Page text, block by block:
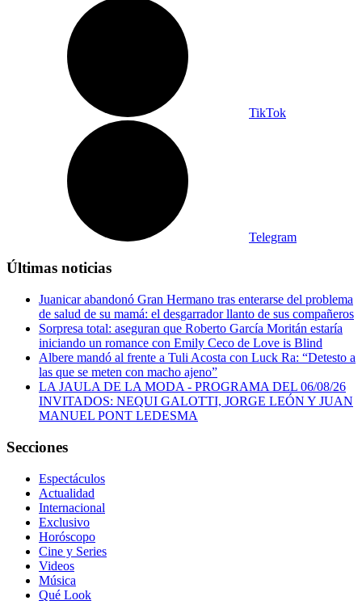
TikTok
Telegram
Últimas noticias
Juanicar abandonó Gran Hermano tras enterarse del problema
de salud de su mamá: el desgarrador llanto de sus compañeros
Sorpresa total: aseguran que Roberto García Moritán estaría
iniciando un romance con Emily Ceco de Love is Blind
Albere mandó al frente a Tuli Acosta con Luck Ra: “Detesto a
las que se meten con macho ajeno”
LA JAULA DE LA MODA - PROGRAMA DEL 06/08/26
INVITADOS: NEQUI GALOTTI, JORGE LEÓN Y JUAN
MANUEL PONT LEDESMA
Secciones
Espectáculos
Actualidad
Internacional
Exclusivo
Horóscopo
Cine y Series
Videos
Música
Qué Look